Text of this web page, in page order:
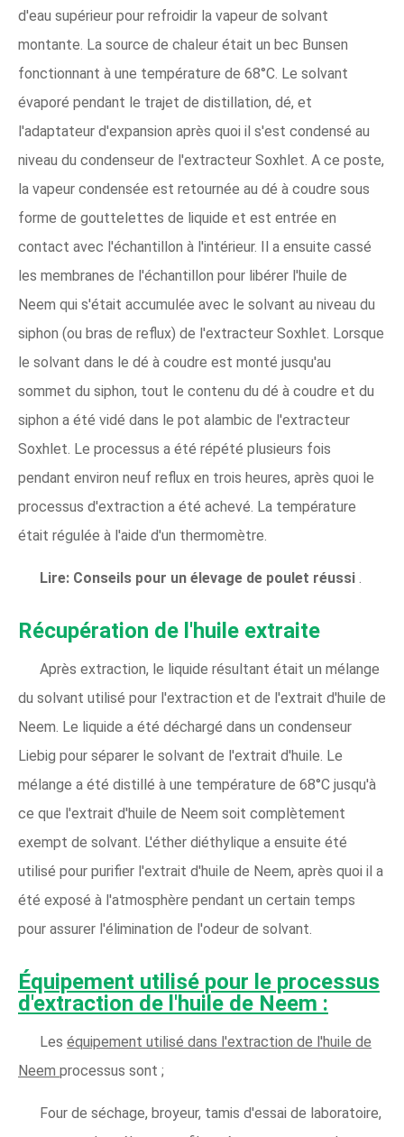
d'eau supérieur pour refroidir la vapeur de solvant
montante. La source de chaleur était un bec Bunsen
fonctionnant à une température de 68°C. Le solvant
évaporé pendant le trajet de distillation, dé, et
l'adaptateur d'expansion après quoi il s'est condensé au
niveau du condenseur de l'extracteur Soxhlet. A ce poste,
la vapeur condensée est retournée au dé à coudre sous
forme de gouttelettes de liquide et est entrée en
contact avec l'échantillon à l'intérieur. Il a ensuite cassé
les membranes de l'échantillon pour libérer l'huile de
Neem qui s'était accumulée avec le solvant au niveau du
siphon (ou bras de reflux) de l'extracteur Soxhlet. Lorsque
le solvant dans le dé à coudre est monté jusqu'au
sommet du siphon, tout le contenu du dé à coudre et du
siphon a été vidé dans le pot alambic de l'extracteur
Soxhlet. Le processus a été répété plusieurs fois
pendant environ neuf reflux en trois heures, après quoi le
processus d'extraction a été achevé. La température
était régulée à l'aide d'un thermomètre.
Lire: Conseils pour un élevage de poulet réussi .
Récupération de l'huile extraite
Après extraction, le liquide résultant était un mélange
du solvant utilisé pour l'extraction et de l'extrait d'huile de
Neem. Le liquide a été déchargé dans un condenseur
Liebig pour séparer le solvant de l'extrait d'huile. Le
mélange a été distillé à une température de 68°C jusqu'à
ce que l'extrait d'huile de Neem soit complètement
exempt de solvant. L'éther diéthylique a ensuite été
utilisé pour purifier l'extrait d'huile de Neem, après quoi il a
été exposé à l'atmosphère pendant un certain temps
pour assurer l'élimination de l'odeur de solvant.
Équipement utilisé pour le processus
d'extraction de l'huile de Neem :
Les équipement utilisé dans l'extraction de l'huile de
Neem processus sont ;
Four de séchage, broyeur, tamis d'essai de laboratoire,